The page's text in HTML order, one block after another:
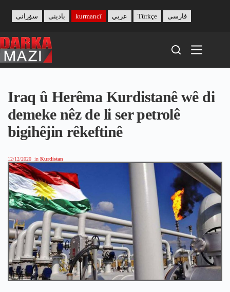
content
بادینی سۆرانی kurmancî عربي Türkçe فارسی
Iraq û Herêma Kurdistanê wê di
demeke nêz de li ser petrolê
bigihêjin rêkeftinê
12/12/2020 in Kurdistan